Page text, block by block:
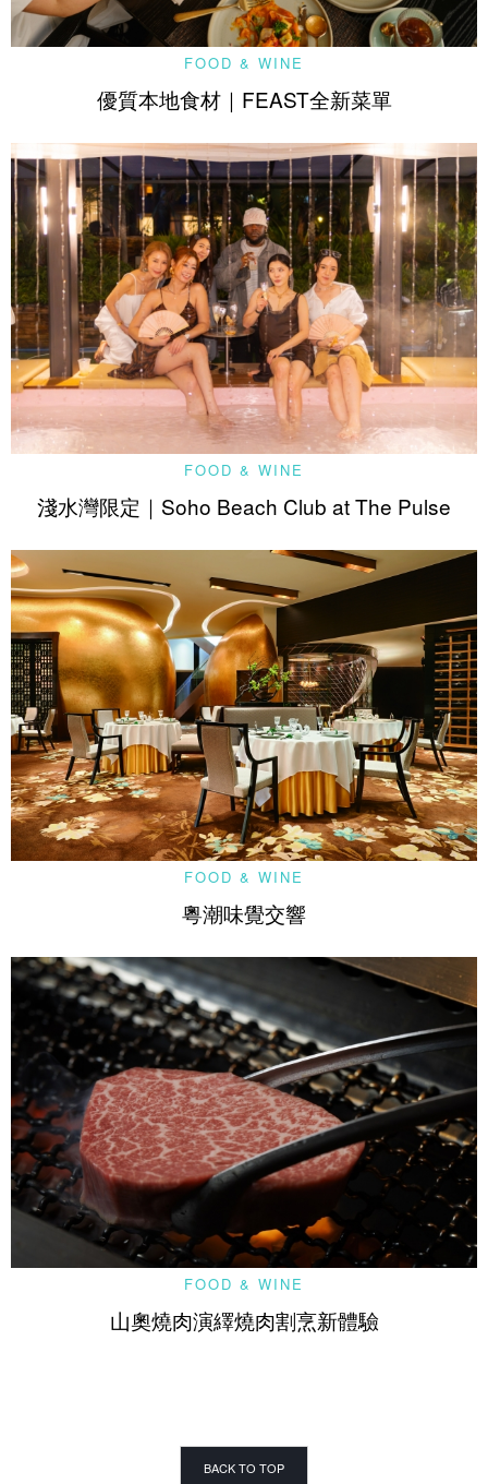
FOOD & WINE
優質本地食材｜FEAST全新菜單
FOOD & WINE
淺水灣限定｜Soho Beach Club at The Pulse
FOOD & WINE
粵潮味覺交響
FOOD & WINE
山奧燒肉演繹燒肉割烹新體驗
BACK TO TOP